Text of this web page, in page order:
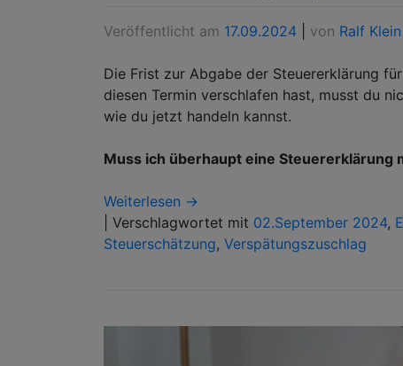
Veröffentlicht am 17.09.2024 von Ralf Klein
Die Frist zur Abgabe der Steuererklärung
diesen Termin verschlafen hast, musst du
wie du jetzt handeln kannst.
Muss ich überhaupt eine Steuererklärung
Weiterlesen →
Verschlagwortet mit 02.September 2024,
Steuerschätzung, Verspätungszuschlag